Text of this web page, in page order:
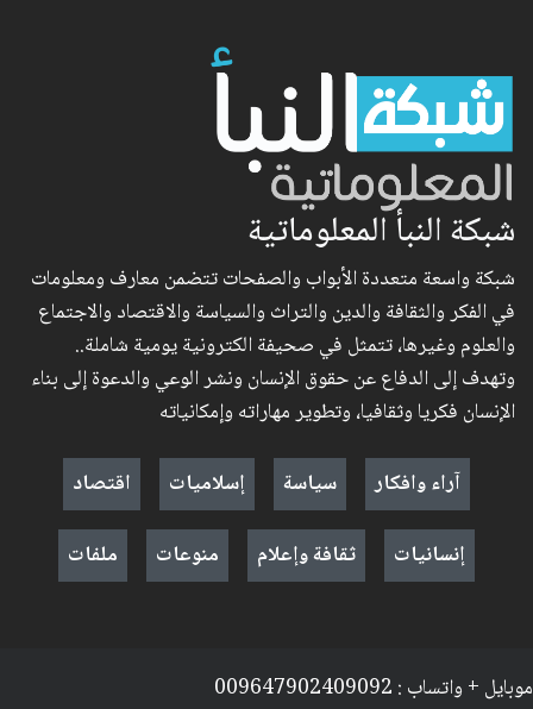
شبكة النبأ المعلوماتية
شبكة واسعة متعددة الأبواب والصفحات تتضمن معارف ومعلومات
في الفكر والثقافة والدين والتراث والسياسة والاقتصاد والاجتماع
والعلوم وغيرها، تتمثل في صحيفة الكترونية يومية شاملة..
وتهدف إلى الدفاع عن حقوق الإنسان ونشر الوعي والدعوة إلى بناء
الإنسان فكريا وثقافيا، وتطوير مهاراته وإمكانياته
آراء وافكار
سياسة إسلاميات
اقتصاد
إنسانيات
ثقافة وإعلام منوعات ملفات
موبايل + واتساب : 009647902409092